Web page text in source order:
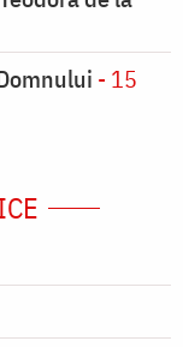
- 15